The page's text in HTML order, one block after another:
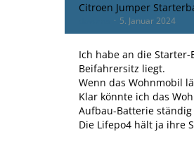
Citroen Jumper
5. Januar 2024
Ich habe an die Starter-
Beifahrersitz liegt.
Wenn das Wohnmobil
Klar könnte ich das
Aufbau-Batterie
Die Lifepo4 hält ja ihre